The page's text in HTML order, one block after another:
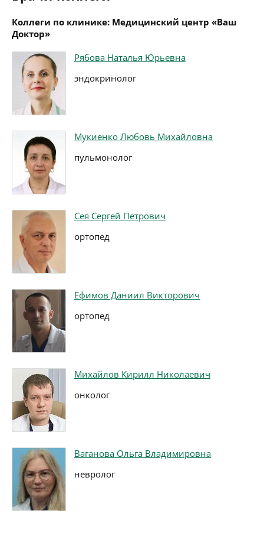
Коллеги по клинике: Медицинский центр «Ваш
Доктор»
Рябова Наталья Юрьевна
эндокринолог
Мукиенко Любовь Михайловна
пульмонолог
Сея Сергей Петрович
ортопед
Ефимов Даниил Викторович
ортопед
Михайлов Кирилл Николаевич
онколог
Ваганова Ольга Владимировна
невролог